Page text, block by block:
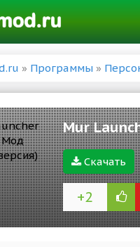
» Программы »
Mur
Скачать
+2